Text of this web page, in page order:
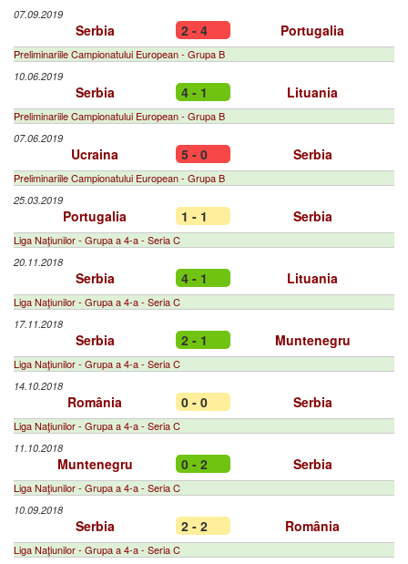
07.09.2019
Serbia 2 - 4 Portugalia
Preliminariile Campionatului European - Grupa B
10.06.2019
Serbia 4 - 1 Lituania
Preliminariile Campionatului European - Grupa B
07.06.2019
Ucraina 5 - 0 Serbia
Preliminariile Campionatului European - Grupa B
25.03.2019
Portugalia 1 - 1 Serbia
Liga Naţiunilor - Grupa a 4-a - Seria C
20.11.2018
Serbia 4 - 1 Lituania
Liga Naţiunilor - Grupa a 4-a - Seria C
17.11.2018
Serbia 2 - 1 Muntenegru
Liga Naţiunilor - Grupa a 4-a - Seria C
14.10.2018
România 0 - 0 Serbia
Liga Naţiunilor - Grupa a 4-a - Seria C
11.10.2018
Muntenegru 0 - 2 Serbia
Liga Naţiunilor - Grupa a 4-a - Seria C
10.09.2018
Serbia 2 - 2 România
Liga Naţiunilor - Grupa a 4-a - Seria C